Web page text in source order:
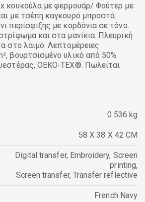
κουκούλα με φερμουάρ/ Φούτερ με
με τσέπη καγκουρό μπροστά.
περίσφιξης με κορδόνια σε τόνο.
και στα μανίκια. Πλευρική
στο λαιμό. Λεπτομέρειες
βουρτσισμένο υλικό από 50%
OEKO-TEX®. Πωλείται
0.536 kg
58 X 38 X 42 CM
Digital transfer, Embroidery, Screen
printing,
Screen transfer, Transfer reflective
French Navy